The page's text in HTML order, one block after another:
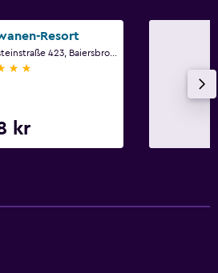
Resort
stjärnor
kr